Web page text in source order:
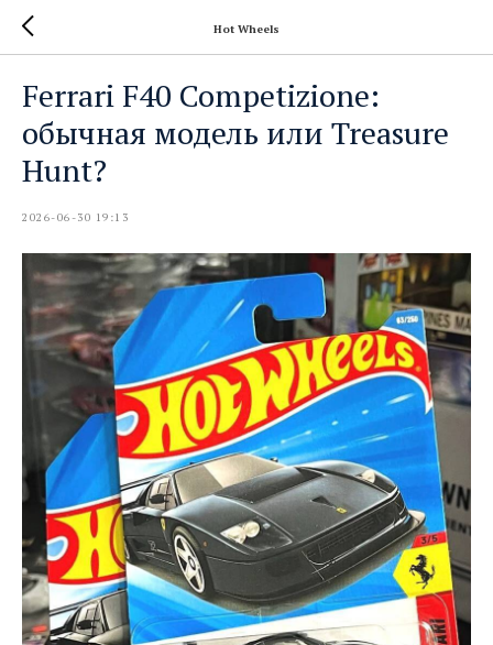
Hot Wheels
Ferrari F40 Competizione:
обычная модель или Treasure
Hunt?
2026-06-30 19:13